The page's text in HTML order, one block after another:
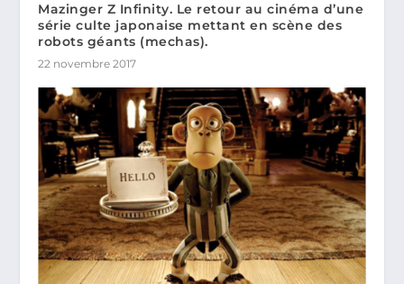
Mazinger Z Infinity. Le retour au cinéma d’une
série culte japonaise mettant en scène des
robots géants (mechas).
22 novembre 2017